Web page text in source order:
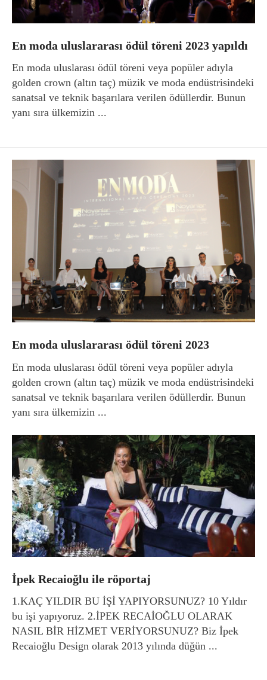
En moda uluslararası ödül töreni 2023 yapıldı
En moda uluslarası ödül töreni veya popüler adıyla
golden crown (altın taç) müzik ve moda endüstrisindeki
sanatsal ve teknik başarılara verilen ödüllerdir. Bunun
yanı sıra ülkemizin ...
En moda uluslararası ödül töreni 2023
En moda uluslarası ödül töreni veya popüler adıyla
golden crown (altın taç) müzik ve moda endüstrisindeki
sanatsal ve teknik başarılara verilen ödüllerdir. Bunun
yanı sıra ülkemizin ...
İpek Recaioğlu ile röportaj
1.KAÇ YILDIR BU İŞİ YAPIYORSUNUZ? 10 Yıldır
bu işi yapıyoruz. 2.İPEK RECAİOĞLU OLARAK
NASIL BİR HİZMET VERİYORSUNUZ? Biz İpek
Recaioğlu Design olarak 2013 yılında düğün ...